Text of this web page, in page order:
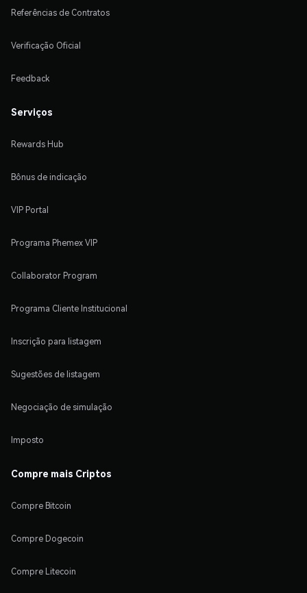
Referências de Contratos
Verificação Oficial
Feedback
Serviços
Rewards Hub
Bônus de indicação
VIP Portal
Programa Phemex VIP
Collaborator Program
Programa Cliente Institucional
Inscrição para listagem
Sugestões de listagem
Negociação de simulação
Imposto
Compre mais Criptos
Compre Bitcoin
Compre Dogecoin
Compre Litecoin